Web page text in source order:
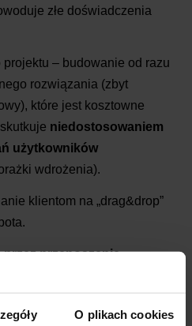
O plikach cookies
złe doświadczenia
– budowanie od razu
rozwiązania (zbyt
które jest kosztowne
niedostosowaniem
użytkowników
wdrożenia).
klientom na „drag&drop”
przenoszenie
zupełnie innej technologii,
rodzaju doświadczeń